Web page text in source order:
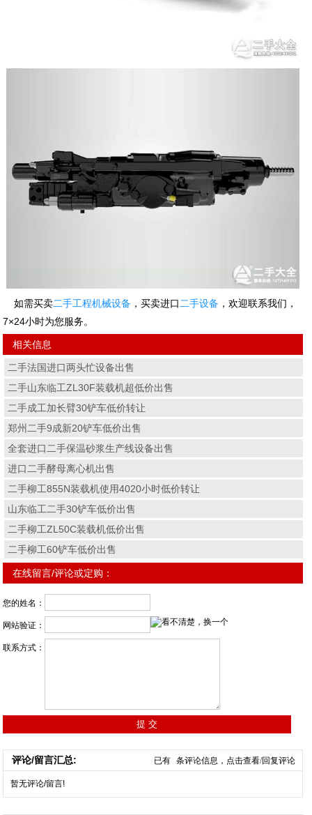
如需买卖二手工程机械设备 ，买卖进口二手设备 ，欢迎联系我们，
7×24小时为您服务。
相关信息
二手法国进口两头忙设备出售
二手山东临工ZL30F装载机超低价出售
二手成工加长臂30铲车低价转让
郑州二手9成新20铲车低价出售
全套进口二手保温砂浆生产线设备出售
进口二手酵母离心机出售
二手柳工855N装载机使用4020小时低价转让
山东临工二手30铲车低价出售
二手柳工ZL50C装载机低价出售
二手柳工60铲车低价出售
在线留言/评论或定购：
您的姓名：
网站验证：
联系方式：
评论/留言汇总: 已有 条评论信息，点击查看/回复评论
暂无评论/留言!